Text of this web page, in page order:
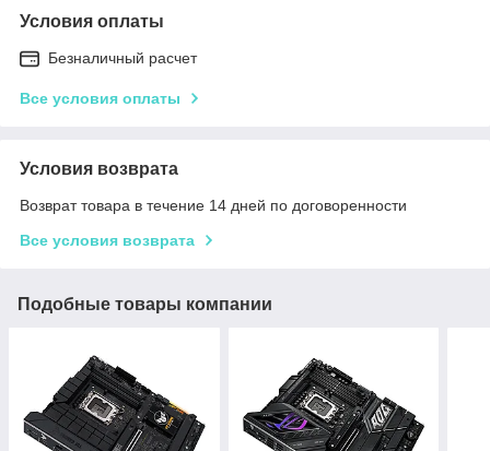
Условия оплаты
Безналичный расчет
Все условия оплаты
Условия возврата
Возврат товара в течение 14 дней по договоренности
Все условия возврата
Подобные товары компании